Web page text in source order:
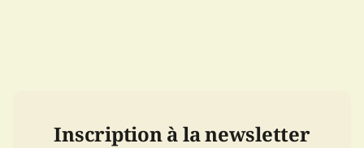
Inscription à la newsletter